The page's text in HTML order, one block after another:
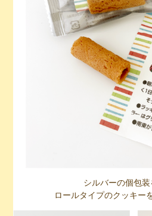
シルバーの個包
ロールタイプのクッキー